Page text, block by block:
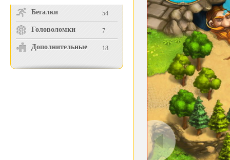
Бегалки 54
Головоломки 7
Дополнительные 18